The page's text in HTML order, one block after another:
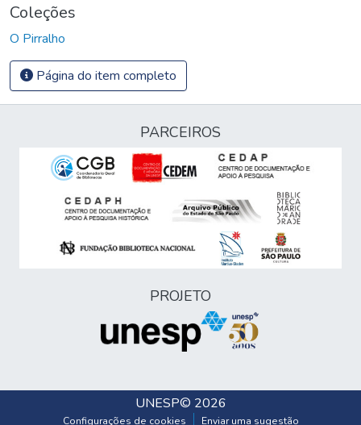
Coleções
O Pirralho
Página do item completo
PARCEIROS
PROJETO
UNESP© 2026
Configurações de cookies Enviar uma sugestão